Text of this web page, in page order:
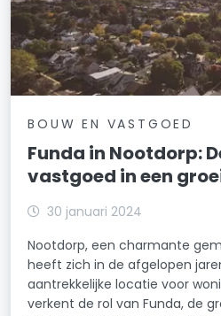
BOUW EN VASTGOED
Funda in Nootdorp:
vastgoed in een
30 januari 2024
Nootdorp, een charmante
heeft zich in de afgelopen
aantrekkelijke locatie voor
verkent de rol van Funda, de